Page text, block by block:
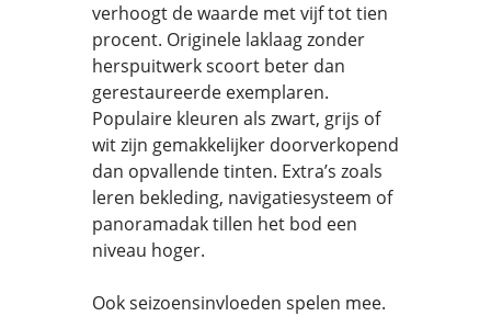
verhoogt de waarde met vijf tot tien
procent. Originele laklaag zonder
herspuitwerk scoort beter dan
gerestaureerde exemplaren.
Populaire kleuren als zwart, grijs of
wit zijn gemakkelijker doorverkopend
dan opvallende tinten. Extra’s zoals
leren bekleding, navigatiesysteem of
panoramadak tillen het bod een
niveau hoger.
Ook seizoensinvloeden spelen mee.